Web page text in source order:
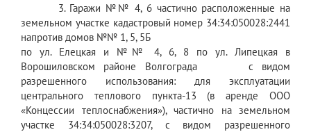
3. Гаражи №№ 4, 6 частично расположенные на
земельном участке кадастровый номер 34:34:050028:2441
напротив домов №№ 1, 5, 5Б
по ул. Елецкая и №№ 4, 6, 8 по ул. Липецкая в
Ворошиловском районе Волгограда с видом
разрешенного использования: для эксплуатации
центрального теплового пункта-13 (в аренде ООО
«Концессии теплоснабжения»), частично на земельном
участке 34:34:050028:3207, с видом разрешенного